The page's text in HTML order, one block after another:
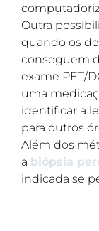
Outra
quando os
conseguem
exame PET/
uma
identificar a
para outros
Além dos
a biópsia
indicada se